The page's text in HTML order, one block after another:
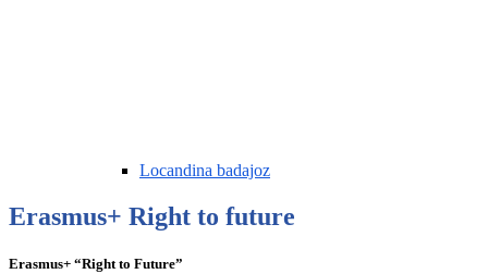
Locandina badajoz
Erasmus+ Right to future
Erasmus+ “Right to Future”